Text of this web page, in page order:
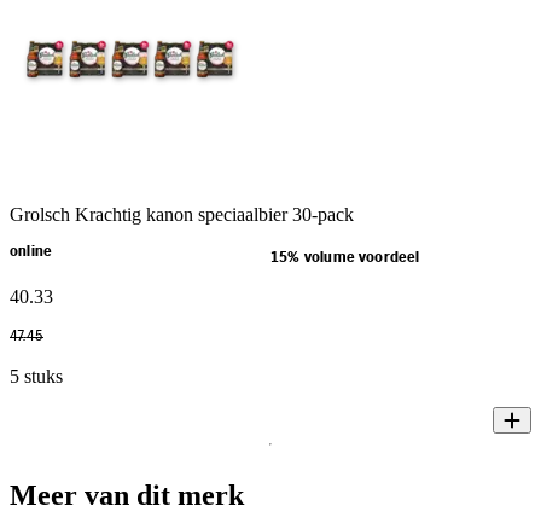
Grolsch Krachtig kanon speciaalbier 30-pack
online 15% volume voordeel
40.33
47.45
5 stuks
Meer van dit merk